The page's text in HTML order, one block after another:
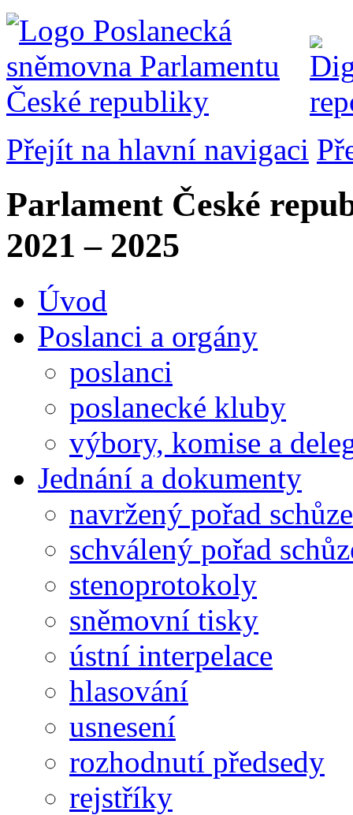
Přejít na hlavní navigaci
Parlament České
2021 – 2025
Úvod
Poslanci a orgány
poslanci
poslanecké kluby
výbory, komise a
Jednání a dokumenty
navržený pořad schůze
schválený pořad
stenoprotokoly
sněmovní tisky
ústní interpelace
hlasování
usnesení
rozhodnutí předsedy
rejstříky